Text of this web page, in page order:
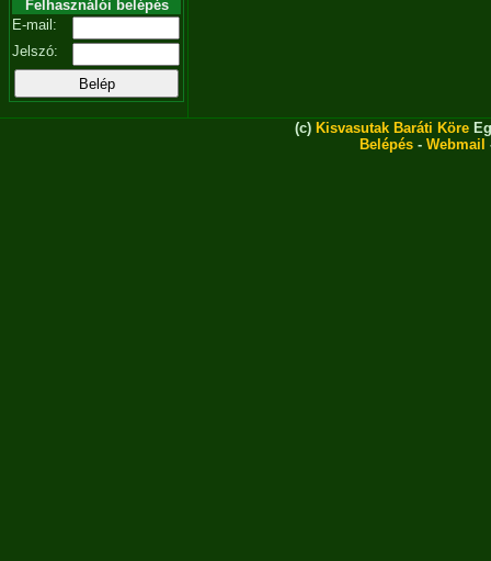
Felhasználói belépés
E-mail:
Jelszó:
(c) Kisvasutak Baráti Köre
Belépés - Webmail